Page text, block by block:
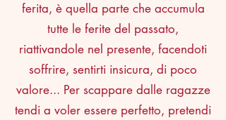
ferita, è quella parte che accumula
tutte le ferite del passato,
riattivandole nel presente, facendoti
soffrire, sentirti insicura, di poco
valore... Per scappare dalle ragazze
tendi a voler essere perfetto, pretendi